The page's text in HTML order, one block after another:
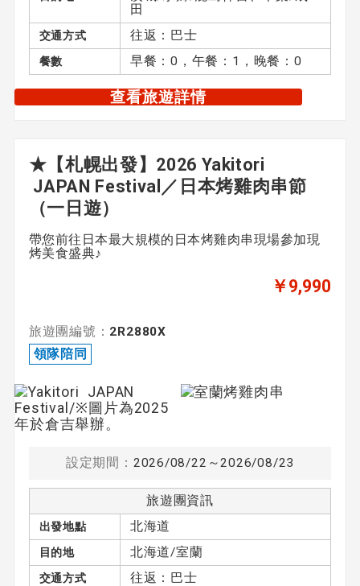
田
交通方式 往返：巴士
餐數 早餐：0，午餐：1，晚餐：0
查看旅遊詳情
★【札幌出發】2026 Yakitori
JAPAN Festival／日本烤雞肉串節
（一日遊）
帶您前往日本最大規模的日本烤雞肉串現場參加現
烤美食盛典♪
￥9,990
旅遊團編號： 2R2880X
領隊陪同
設定期間： 2026/08/22～2026/08/23
旅遊團資訊
出發地點 北海道
目的地 北海道/室蘭
交通方式 往返：巴士